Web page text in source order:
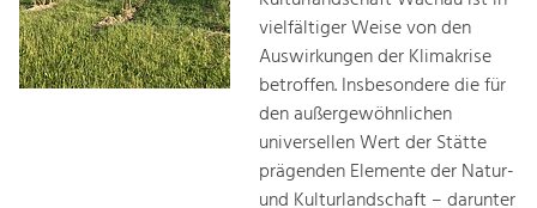
vielfältiger Weise von den
Auswirkungen der Klimakrise
betroffen. Insbesondere die für
den außergewöhnlichen
universellen Wert der Stätte
prägenden Elemente der Natur-
und Kulturlandschaft – darunter